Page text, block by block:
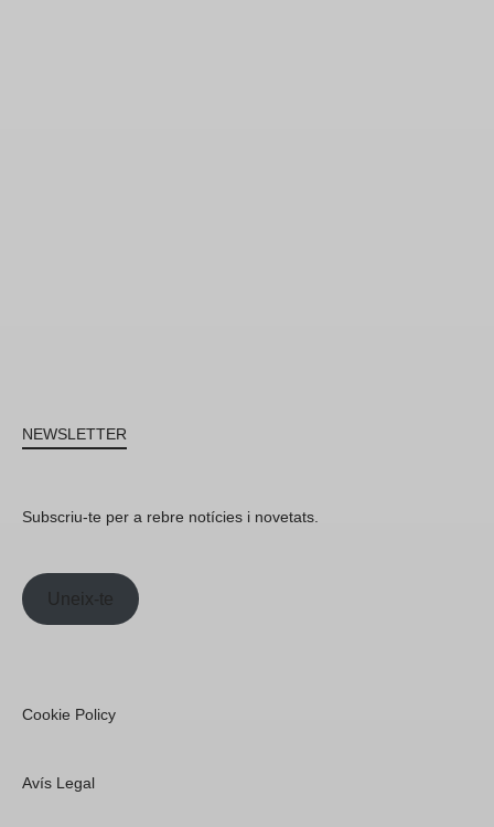
NEWSLETTER
Subscriu-te per a rebre notícies i novetats.
Uneix-te
Cookie Policy
Avís Legal